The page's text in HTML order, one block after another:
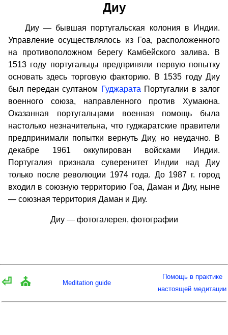
Диу
Диу — бывшая португальская колония в Индии.
Управление осуществлялось из Гоа, расположенного
на противоположном берегу Камбейского залива. В
1513 году португальцы предприняли первую попытку
основать здесь торговую факторию. В 1535 году Диу
был передан султаном Гуджарата Португалии в залог
военного союза, направленного против Хумаюна.
Оказанная португальцами военная помощь была
настолько незначительна, что гуджаратские правители
предпринимали попытки вернуть Диу, но неудачно. В
декабре 1961 оккупирован войсками Индии.
Португалия признала суверенитет Индии над Диу
только после революции 1974 года. До 1987 г. город
входил в союзную территорию Гоа, Даман и Диу, ныне
— союзная территория Даман и Диу.
Диу — фотогалерея, фотографии
⏎ ⛪ Meditation guide
Помощь в практике
настоящей медитации